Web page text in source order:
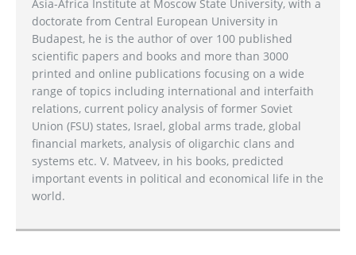
Asia-Africa Institute at Moscow State University, with a
doctorate from Central European University in
Budapest, he is the author of over 100 published
scientific papers and books and more than 3000
printed and online publications focusing on a wide
range of topics including international and interfaith
relations, current policy analysis of former Soviet
Union (FSU) states, Israel, global arms trade, global
financial markets, analysis of oligarchic clans and
systems etc. V. Matveev, in his books, predicted
important events in political and economical life in the
world.